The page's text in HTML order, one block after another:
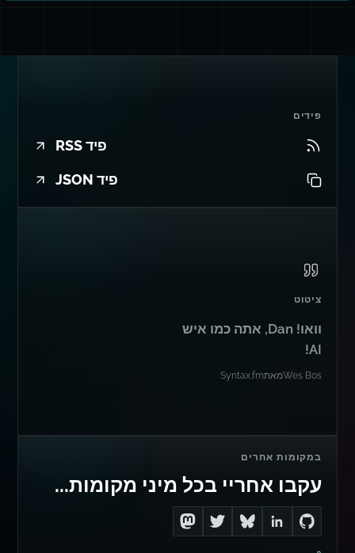
פידים
פיד RSS
פיד JSON
ציטוט
וואו! Dan, אתה כמו איש
AI!
Wes BosמאתSyntax.fm
במקומות אחרים
עקבו אחריי בכל מיני מקומות...
Go to Dan's GitHub
Connect with me on LinkedIn
Follow me on Bluesky
Follow me on Twitter
Follow me on Mastodon